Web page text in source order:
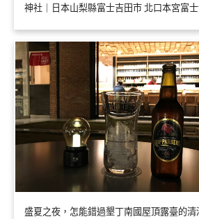
神社｜日本山梨縣富士吉田市 北口本宮富
盛夏之夜，怎能錯過墾丁南國屋頂露臺的